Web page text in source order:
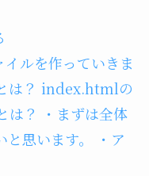
ルを作っていきま
は？ index.htmlの
は？ ・まずは全体
と思います。 ・ア